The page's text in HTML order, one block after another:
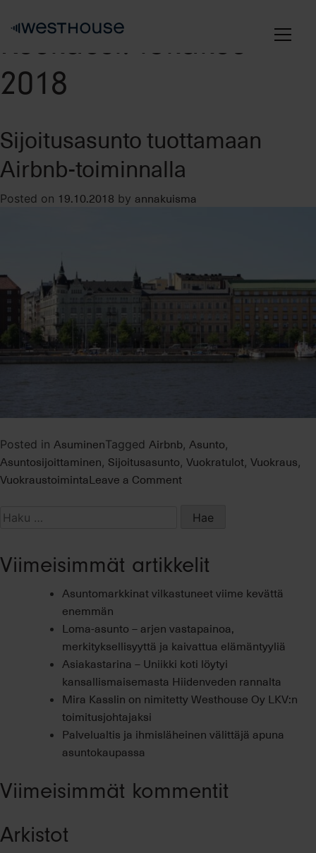
Kuukausi: lokakuu
2018
Sijoitusasunto tuottamaan
Airbnb-toiminnalla
Posted on 19.10.2018 by annakuisma
Posted in AsuminenTagged Airbnb, Asunto,
Asuntosijoittaminen, Sijoitusasunto, Vuokratulot, Vuokraus,
VuokraustoimintaLeave a Commenton
tuottamaan
Haku:
Viimeisimmät artikkelit
Asuntomarkkinat vilkastuneet viime kevättä
enemmän
Loma-asunto – arjen vastapainoa,
merkityksellisyyttä ja kaivattua elämäntyyliä
Asiakastarina – Uniikki koti löytyi
kansallismaisemasta Hiidenveden rannalta
Mira Kasslin on nimitetty Westhouse Oy LKV:n
toimitusjohtajaksi
Palvelualtis ja ihmisläheinen välittäjä apuna
asuntokaupassa
Viimeisimmät kommentit
Arkistot